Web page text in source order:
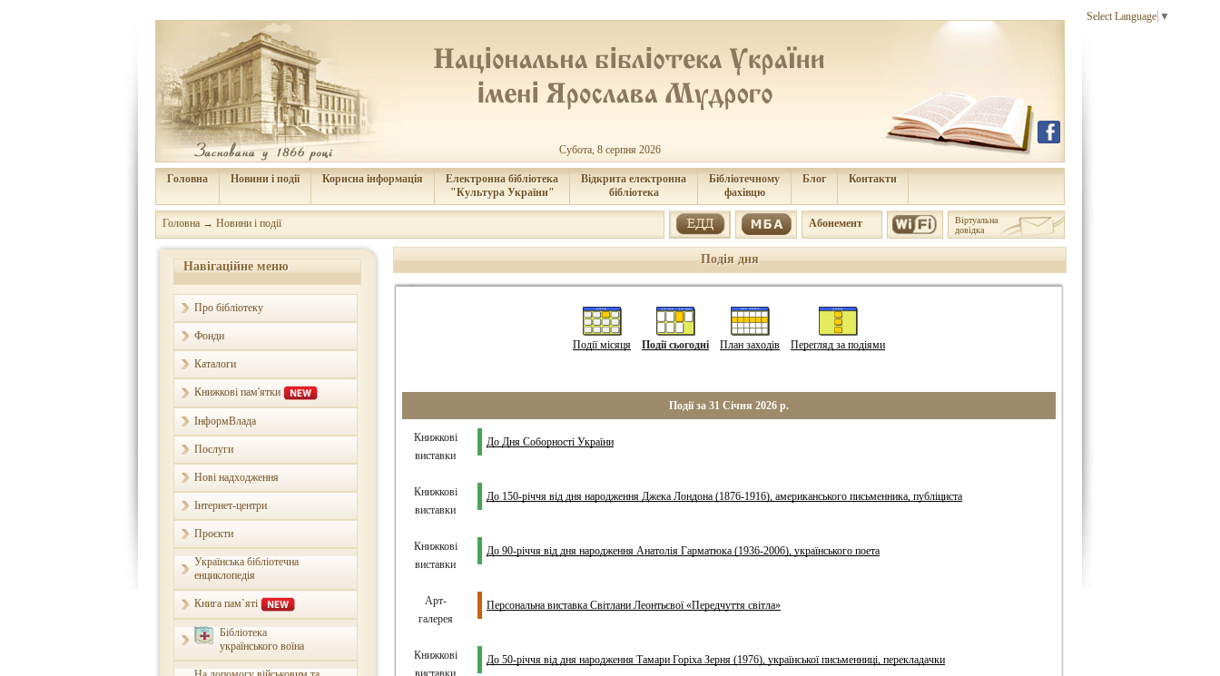
Select Language ▼
Субота, 8 серпня 2026
Головна Новини і події Корисна інформація
Електронна бібліотека
"Культура України"
Відкрита електронна
бібліотека
Бібліотечному
фахівцю
Блог Контакти
Головна → Новини і події Aбонемент
Віртуальна
довідка
Навігаційне меню
Про бібліотеку
Фонди
Каталоги
Книжкові пам'ятки
ІнформВлада
Послуги
Нові надходження
Інтернет-центри
Проєкти
Українська бібліотечна
енциклопедія
Книга пам`яті
Бібліотека
українського воїна
Подія дня
Події місяця Події сьогодні План заходів Перегляд за подіями
Події за 31 Січня 2026 р.
Книжкові
виставки
До Дня Соборності України
Книжкові
виставки
До 150-річчя від дня народження Джека Лондона (1876-1916), американського письменника, публіциста
Книжкові
виставки
До 90-річчя від дня народження Анатолія Гарматюка (1936-2006), українського поета
Арт-
галерея
Персональна виставка Світлани Леонтьєвої «Передчуття світла»
Книжкові
виставки
До 50-річчя від дня народження Тамари Горіха Зерня (1976), української письменниці, перекладачки